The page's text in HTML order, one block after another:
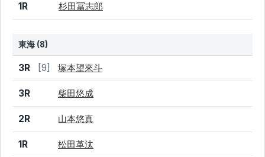
1R 杉田冨志郎
東海 (8)
結果 シード 選手名
3R [9] 塚本望來斗
3R 柴田悠成
2R 山本悠真
1R 松田革汰